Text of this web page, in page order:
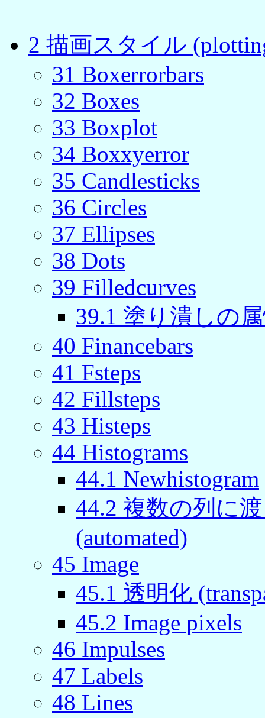
2 描画スタイル
31 Boxerrorbars
32 Boxes
33 Boxplot
34 Boxxyerror
35 Candlesticks
36 Circles
37 Ellipses
38 Dots
39 Filledcurves
39.1 塗り潰しの
40 Financebars
41 Fsteps
42 Fillsteps
43 Histeps
44 Histograms
44.1 Newhistogram
44.2 複数の列に
(automated)
45 Image
45.1 透明化
45.2 Image pixels
46 Impulses
47 Labels
48 Lines